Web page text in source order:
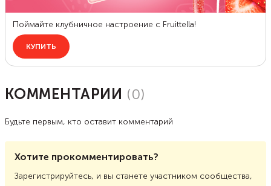
КОММЕНТАРИИ (0)
Будьте первым, кто оставит комментарий
Хотите прокомментировать?
Зарегистрируйтесь, и вы станете участником сообщества,